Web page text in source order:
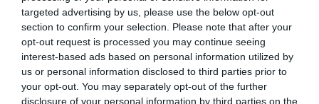
targeted advertising by us, please use the below opt-out
section to confirm your selection. Please note that after your
opt-out request is processed you may continue seeing
interest-based ads based on personal information utilized by
us or personal information disclosed to third parties prior to
your opt-out. You may separately opt-out of the further
disclosure of your personal information by third parties on the